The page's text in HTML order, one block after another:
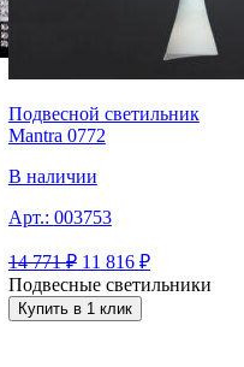
Подвесной светильник
Mantra 0772
В наличии
Арт.: 003753
14 771₽ 11 816 ₽
Подвесные светильники
Купить в 1 клик